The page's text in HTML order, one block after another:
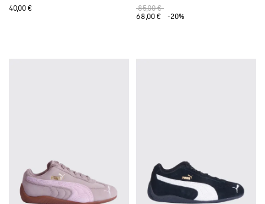
40,00 €
85,00 €
68,00 €
-20%